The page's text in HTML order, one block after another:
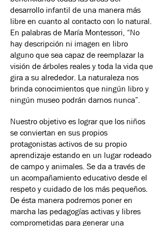
desarrollo infantil de una manera más
libre en cuanto al contacto con lo natural.
En palabras de María Montessori, “No
hay descripción ni imagen en libro
alguno que sea capaz de reemplazar la
visión de árboles reales y toda la vida que
gira a su alrededor. La naturaleza nos
brinda conocimientos que ningún libro y
ningún museo podrán darnos nunca”​.
Nuestro objetivo es lograr que los niños
se conviertan en sus propios
protagonistas activos de su propio
aprendizaje estando en un lugar rodeado
de campo y animales. Se da a través de
un acompañamiento educativo desde el
respeto y cuidado de los más pequeños.
De ésta manera podremos poner en
marcha las pedagogías activas y libres
comprometidas para generar una